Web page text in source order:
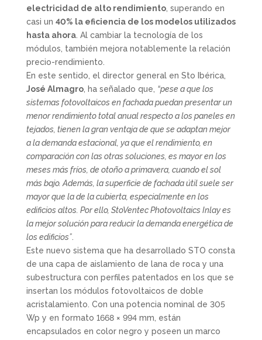
electricidad de alto rendimiento, superando en
casi un 40% la eficiencia de los modelos utilizados
hasta ahora. Al cambiar la tecnología de los
módulos, también mejora notablemente la relación
precio-rendimiento.
En este sentido, el director general en Sto Ibérica,
José Almagro, ha señalado que, “pese a que los
sistemas fotovoltaicos en fachada puedan presentar un
menor rendimiento total anual respecto a los paneles en
tejados, tienen la gran ventaja de que se adaptan mejor
a la demanda estacional, ya que el rendimiento, en
comparación con las otras soluciones, es mayor en los
meses más fríos, de otoño a primavera, cuando el sol
más bajo. Además, la superficie de fachada útil suele ser
mayor que la de la cubierta, especialmente en los
edificios altos. Por ello, StoVentec Photovoltaics Inlay es
la mejor solución para reducir la demanda energética de
los edificios”.
Este nuevo sistema que ha desarrollado STO consta
de una capa de aislamiento de lana de roca y una
subestructura con perfiles patentados en los que se
insertan los módulos fotovoltaicos de doble
acristalamiento. Con una potencia nominal de 305
Wp y en formato 1668 × 994 mm, están
encapsulados en color negro y poseen un marco